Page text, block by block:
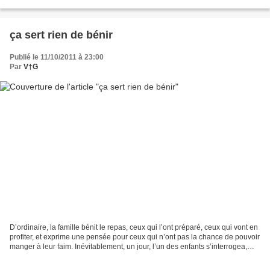
ça sert rien de bénir
Publié le 11/10/2011 à 23:00
Par V†G
D’ordinaire, la famille bénit le repas, ceux qui l’ont préparé, ceux qui vont en
profiter, et exprime une pensée pour ceux qui n’ont pas la chance de pouvoir
manger à leur faim. Inévitablement, un jour, l’un des enfants s’interrogea,